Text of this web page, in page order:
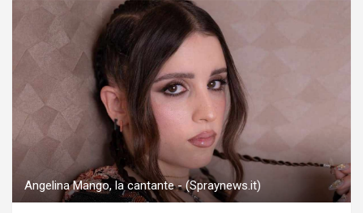
Angelina Mango, la cantante - (Spraynews.it)